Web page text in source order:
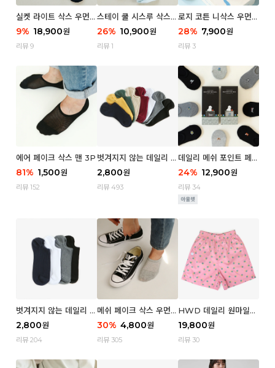
실켓 라이트 삭스 우먼 3
P
9% 18,900원
리뷰 9
스테이 쿨 시스루 삭스
우먼 2P
26% 10,900원
리뷰 1
로지 코튼 니삭스 우먼 1
P
28% 7,900원
리뷰 3
에어 페이크 삭스 맨 3P
81% 1,500원
리뷰 152
벗겨지지 않는 데일리 페
이크 삭스 (우먼)
2,800원
리뷰 493
데일리 메쉬 포인트 페이
크 삭스 우먼 4P
24% 12,900원
리뷰 34
벗겨지지 않는 데일리 페
이크 삭스 (맨)
2,800원
리뷰 204
메쉬 페이크 삭스 우먼 3
P
30% 4,800원
리뷰 305
HWD 데일리 원마일
쇼츠 - 04 Aroma (우
먼)
19,800원
리뷰 30